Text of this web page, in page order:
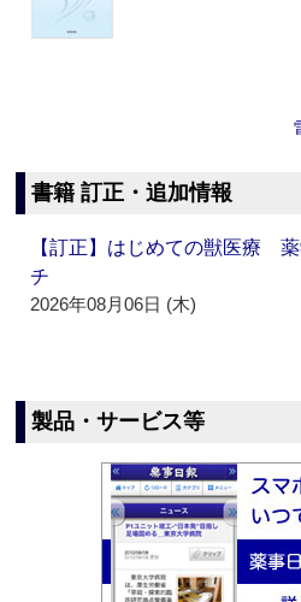
書籍 訂正・追加情報
【訂正】はじめての獣医療
チ
2026年08月06日 (木)
製品・サービス等